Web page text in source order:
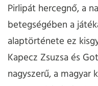
Pirlipát hercegnő, a
betegségében a
alaptörténete ez
Kapecz Zsuzsa és
nagyszerű, a